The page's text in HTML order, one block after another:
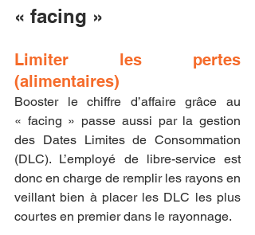
« facing »
Limiter les pertes
(alimentaires)
Booster le chiffre d’affaire grâce au
« facing » passe aussi par la gestion
des Dates Limites de Consommation
(DLC). L’employé de libre-service est
donc en charge de remplir les rayons en
veillant bien à placer les DLC les plus
courtes en premier dans le rayonnage.